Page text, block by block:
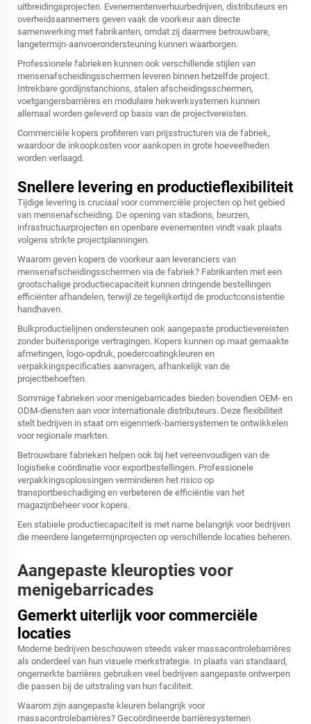
uitbreidingsprojecten. Evenementenverhuurbedrijven, distributeurs en
overheidsaannemers geven vaak de voorkeur aan directe
samenwerking met fabrikanten, omdat zij daarmee betrouwbare,
langetermijn-aanvoerondersteuning kunnen waarborgen.
Professionele fabrieken kunnen ook verschillende stijlen van
mensenafscheidingsschermen leveren binnen hetzelfde project.
Intrekbare gordijnstanchions, stalen afscheidingsschermen,
voetgangersbarrières en modulaire hekwerksystemen kunnen
allemaal worden geleverd op basis van de projectvereisten.
Commerciële kopers profiteren van prijsstructuren via de fabriek,
waardoor de inkoopkosten voor aankopen in grote hoeveelheden
worden verlaagd.
Snellere levering en productieflexibiliteit
Tijdige levering is cruciaal voor commerciële projecten op het gebied
van mensenafscheiding. De opening van stadions, beurzen,
infrastructuurprojecten en openbare evenementen vindt vaak plaats
volgens strikte projectplanningen.
Waarom geven kopers de voorkeur aan leveranciers van
mensenafscheidingsschermen via de fabriek? Fabrikanten met een
grootschalige productiecapaciteit kunnen dringende bestellingen
efficiënter afhandelen, terwijl ze tegelijkertijd de productconsistentie
handhaven.
Bulkproductielijnen ondersteunen ook aangepaste productievereisten
zonder buitensporige vertragingen. Kopers kunnen op maat gemaakte
afmetingen, logo-opdruk, poedercoatingkleuren en
verpakkingspecificaties aanvragen, afhankelijk van de
projectbehoeften.
Sommige fabrieken voor menigebarricades bieden bovendien OEM- en
ODM-diensten aan voor internationale distributeurs. Deze flexibiliteit
stelt bedrijven in staat om eigenmerk-barriersystemen te ontwikkelen
voor regionale markten.
Betrouwbare fabrieken helpen ook bij het vereenvoudigen van de
logistieke coördinatie voor exportbestellingen. Professionele
verpakkingsoplossingen verminderen het risico op
transportbeschadiging en verbeteren de efficiëntie van het
magazijnbeheer voor kopers.
Een stabiele productiecapaciteit is met name belangrijk voor bedrijven
die meerdere langetermijnprojecten op verschillende locaties beheren.
Aangepaste kleuropties voor
menigebarricades
Gemerkt uiterlijk voor commerciële
locaties
Moderne bedrijven beschouwen steeds vaker massacontrolebarrières
als onderdeel van hun visuele merkstrategie. In plaats van standaard,
ongemerkte barrières gebruiken veel bedrijven aangepaste ontwerpen
die passen bij de uitstraling van hun faciliteit.
Waarom zijn aangepaste kleuren belangrijk voor
massacontrolebarrières? Gecoördineerde barrièresystemen